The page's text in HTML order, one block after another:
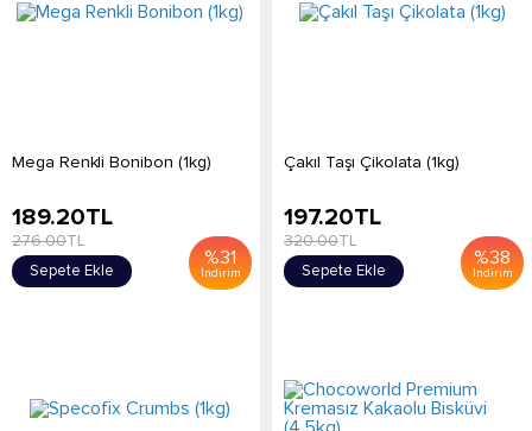
Mega Renkli Bonibon (1kg)
%31
İndirim
189.20TL
276.00TL
Sepete Ekle
Çakıl Taşı Çikolata (1kg)
%38
İndirim
197.20TL
320.00TL
Sepete Ekle